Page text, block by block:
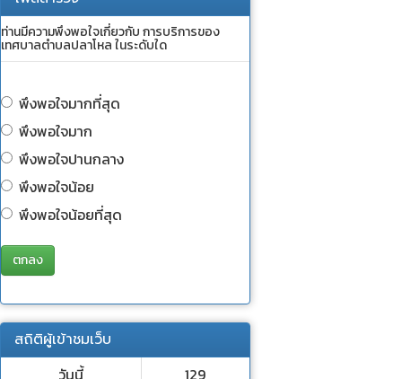
ท่านมีความพึงพอใจเกี่ยวกับ การบริการของ
เทศบาลตำบลปลาโหล ในระดับใด
พึงพอใจมากที่สุด
พึงพอใจมาก
พึงพอใจปานกลาง
พึงพอใจน้อย
พึงพอใจน้อยที่สุด
ตกลง
สถิติผู้เข้าชมเว็บ
วันนี้
129